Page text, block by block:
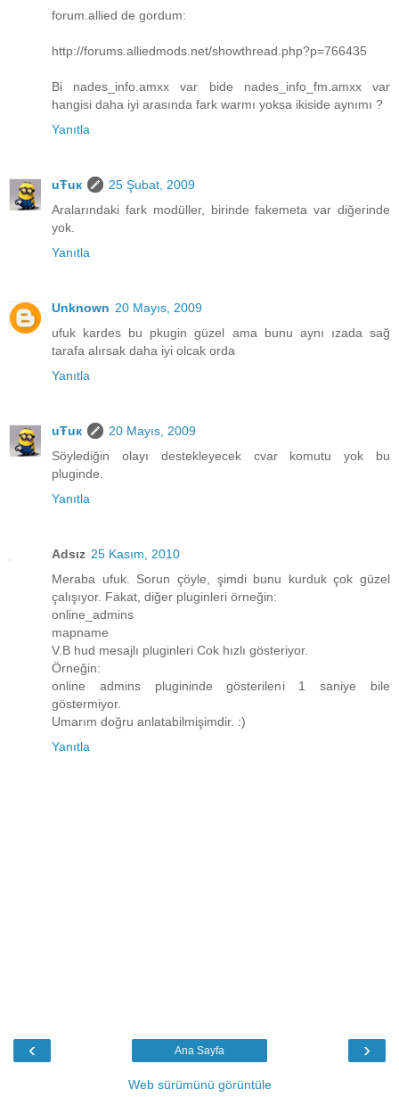
forum.allied de gordum:
http://forums.alliedmods.net/showthread.php?p=766435
Bi nades_info.amxx var bide nades_info_fm.amxx var
hangisi daha iyi arasında fark warmı yoksa ikiside aynımı ?
Yanıtla
uŦuк
25 Şubat, 2009
Aralarındaki fark modüller, birinde fakemeta var diğerinde
yok.
Yanıtla
Unknown 20 Mayıs, 2009
ufuk kardes bu pkugin güzel ama bunu aynı ızada sağ
tarafa alırsak daha iyi olcak orda
Yanıtla
uŦuк
20 Mayıs, 2009
Söylediğin olayı destekleyecek cvar komutu yok bu
pluginde.
Yanıtla
Adsız 25 Kasım, 2010
Meraba ufuk. Sorun çöyle, şimdi bunu kurduk çok güzel
çalışıyor. Fakat, diğer pluginleri örneğin:
online_admins
mapname
V.B hud mesajlı pluginleri Cok hızlı gösteriyor.
Örneğin:
online admins plugininde gösterileni 1 saniye bile
göstermiyor.
Umarım doğru anlatabilmişimdir. :)
Yanıtla
‹ ›
Ana Sayfa
Web sürümünü görüntüle